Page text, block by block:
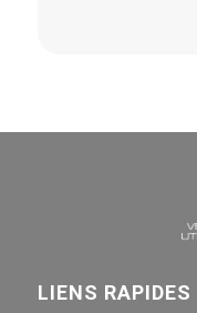
LIENS RAPIDES